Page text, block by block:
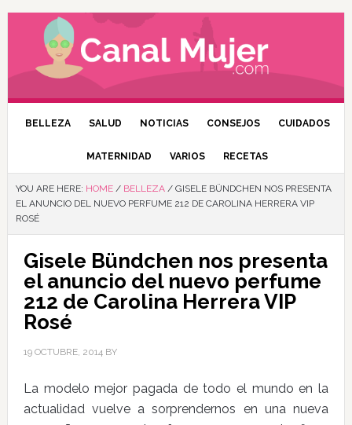
BELLEZA SALUD NOTICIAS CONSEJOS CUIDADOS
MATERNIDAD VARIOS RECETAS
YOU ARE HERE: HOME / BELLEZA /GISELE BÜNDCHEN NOS PRESENTA
EL ANUNCIO DEL NUEVO PERFUME 212 DE CAROLINA HERRERA VIP
ROSÉ
Gisele Bündchen nos presenta
el anuncio del nuevo perfume
212 de Carolina Herrera VIP
Rosé
19 OCTUBRE, 2014BY
La modelo mejor pagada de todo el mundo en la
actualidad vuelve a sorprendernos en una nueva